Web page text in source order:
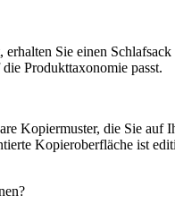
Sie einen
Produkttaxonomie passt.
Kopiermuster, die Sie auf
Kopieroberfläche ist